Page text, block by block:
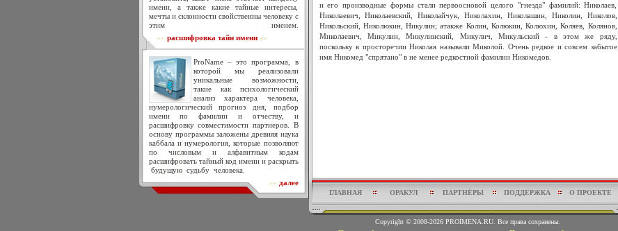
имени, а также какие тайные интересы,
мечты и склонности свойственны человеку с
этим именем.
>> расшифровка тайн имени<<
ProName – это программа, в
которой мы реализовали
уникальные возможности,
такие как психологический
анализ характера человека,
нумерологический прогноз дня, подбор
имени по фамилии и отчеству, и
расшифровку совместимости партнеров. В
основу программы заложены древняя наука
каббала и нумерология, которые позволяют
по числовым и алфавитным кодам
расшифровать тайный код имени и раскрыть
будущую судьбу человека.
>> далее
и его производные формы стали первоосновой целого "гнезда" фамилий: Николаев,
Николаевич, Николаевский, Николайчук, Николахин, Николашин, Николин, Николов,
Никольский, Николюкин, Никулин; атакже Колин, Колюкин, Колюхин, Коляев, Колянов,
Миколаевич, Микулин, Микулинский, Микулич, Микульский - в этом же ряду,
поскольку в просторечии Николая называли Миколой. Очень редкое и совсем забытое
имя Никомед "спрятано" в не менее редкостной фамилии Никомедов.
ГЛАВНАЯ ОРАКУЛ ПАРТНЁРЫ ПОДДЕРЖКА О ПРОЕКТЕ
Copyright © 2008-2026 PROIMENA.RU. Все права сохранены.